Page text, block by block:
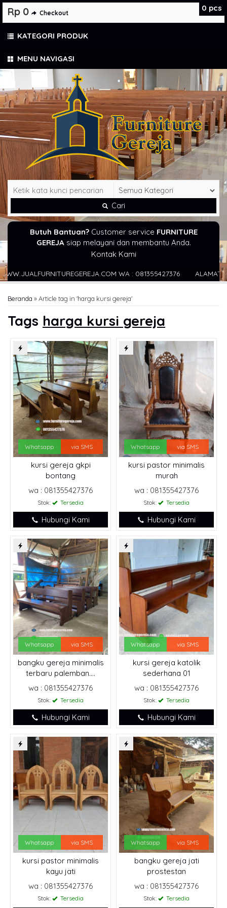
MENU NAVIGASI
Cari
Butuh Bantuan?Customer service FURNITURE
GEREJAsiap melayani dan membantu Anda.
Kontak Kami
WA : 081355427376 ALAMAT : JL
Beranda »Article tag in 'harga kursi gereja'
Tags harga kursi gereja
Whatsapp via SMS
kursi gereja gkpi
bontang
wa : 081355427376
Stok: Tersedia
Hubungi Kami
Whatsapp via SMS
kursi pastor minimalis
murah
wa : 081355427376
Stok: Tersedia
Hubungi Kami
Whatsapp via SMS
bangku gereja minimalis
terbaru palemban....
wa : 081355427376
Stok: Tersedia
Hubungi Kami
Whatsapp via SMS
kursi gereja katolik
sederhana 01
wa : 081355427376
Stok: Tersedia
Hubungi Kami
Whatsapp via SMS
kursi pastor minimalis
kayu jati
wa : 081355427376
Stok: Tersedia
Whatsapp via SMS
bangku gereja jati
prostestan
wa : 081355427376
Stok: Tersedia
0 pcs
Rp 0 Checkout
KATEGORI PRODUK